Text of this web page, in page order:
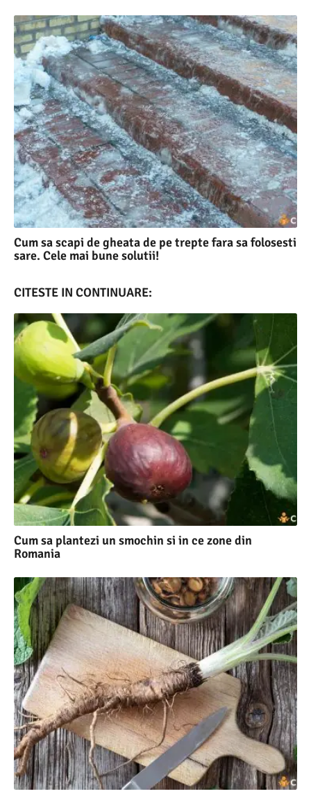
Cum sa scapi de gheata de pe trepte fara sa folosesti
sare. Cele mai bune solutii!
CITESTE IN CONTINUARE:
Cum sa plantezi un smochin si in ce zone din
Romania